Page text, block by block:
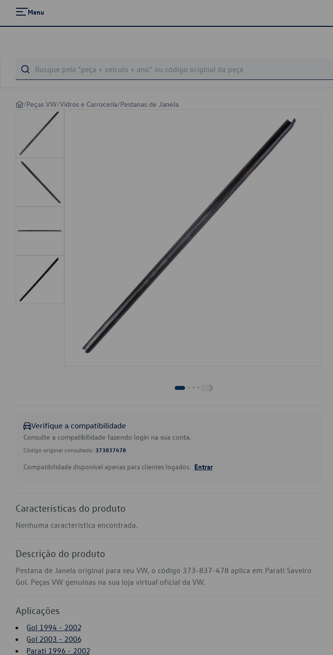
Menu
/Peças VW/Vidros e Carroceria/Pestanas de Janela
Verifique a compatibilidade
Consulte a compatibilidade fazendo login na sua conta.
Código original consultado: 373837478
Compatibilidade disponível apenas para clientes logados. Entrar
Características do produto
Nenhuma característica encontrada.
Descrição do produto
Pestana de Janela original para seu VW, o código 373-837-478 aplica em Parati Saveiro
Gol. Peças VW genuínas na sua loja virtual oficial da VW.
Aplicações
Gol 1994 - 2002
Gol 2003 - 2006
Parati 1996 - 2002